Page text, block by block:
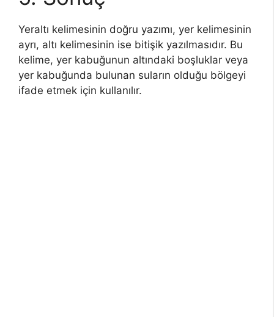
Yeraltı kelimesinin doğru yazımı, yer kelimesinin
ayrı, altı kelimesinin ise bitişik yazılmasıdır. Bu
kelime, yer kabuğunun altındaki boşluklar veya
yer kabuğunda bulunan suların olduğu bölgeyi
ifade etmek için kullanılır.